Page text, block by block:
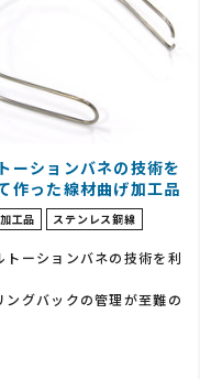
ーションバネの技術を
作った線材曲げ加工品
工品 ステンレス鋼線
トーションバネの技術を利
ングバックの管理が至難の